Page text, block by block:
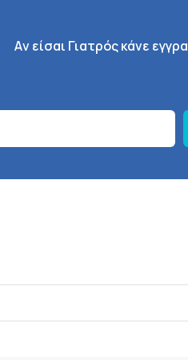
Κεντρική πλοήγηση
Aν είσαι Γιατρός κάνε